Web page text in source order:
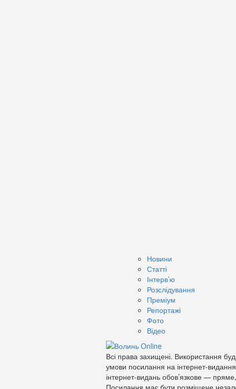
Новини
Статті
Інтерв’ю
Розслідування
Преміум
Репортажі
Фото
Відео
Всі права захищені. Використання
умови посилання на інтернет-
інтернет-видань обов’язкове —